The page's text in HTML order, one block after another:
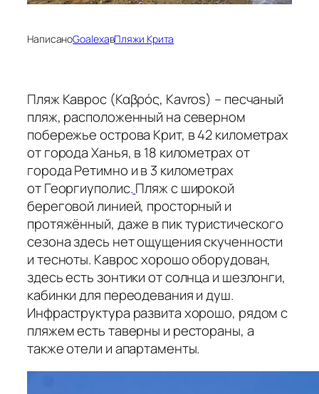
НаписаноGoalexaвПляжи Крита
Пляж Каврос (Καβρός, Kavros) – песчаный
пляж, расположенный на северном
побережье острова Крит, в 42 километрах
от города Ханья, в 18 километрах от
города Ретимно и в 3 километрах
от Георгиуполис.Пляж с широкой
береговой линией, просторный и
протяжённый, даже в пик туристического
сезона здесь нет ощущения скученности
и тесноты. Каврос хорошо оборудован,
здесь есть зонтики от солнца и шезлонги,
кабинки для переодевания и душ.
Инфраструктура развита хорошо, рядом с
пляжем есть таверны и рестораны, а
также отели и апартаменты.